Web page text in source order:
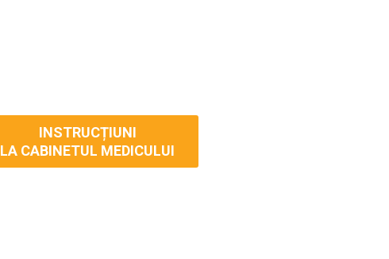
INSTRUCȚIUNI
LA CABINETUL MEDICULUI